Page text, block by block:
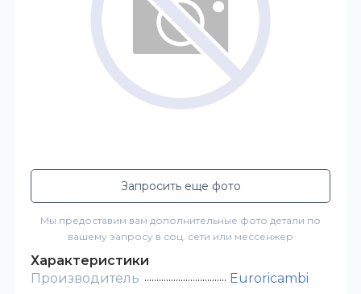
Запросить еще фото
Мы предоставим вам дополнительные фото детали по
вашему запросу в соц. сети или мессенжер
Характеристики
Производитель
Euroricambi